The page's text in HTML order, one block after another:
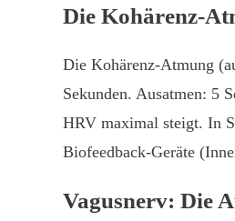
Die Kohärenz-
Die Kohärenz-Atmung
Sekunden. Ausatmen: 5
HRV maximal steigt. In
Biofeedback-Geräte
Vagusnerv: Die